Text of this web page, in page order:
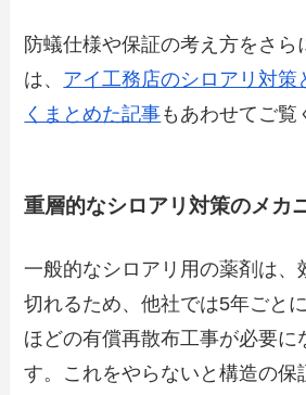
防蟻仕様や保証の考え方をさら
は、 アイ工務店のシロアリ対策
くまとめた記事もあわせてご覧
重層的なシロアリ対策のメカ
一般的なシロアリ用の薬剤は、
切れるため、他社では5年ごと
ほどの有償再散布工事が必要に
す。これをやらないと構造の保